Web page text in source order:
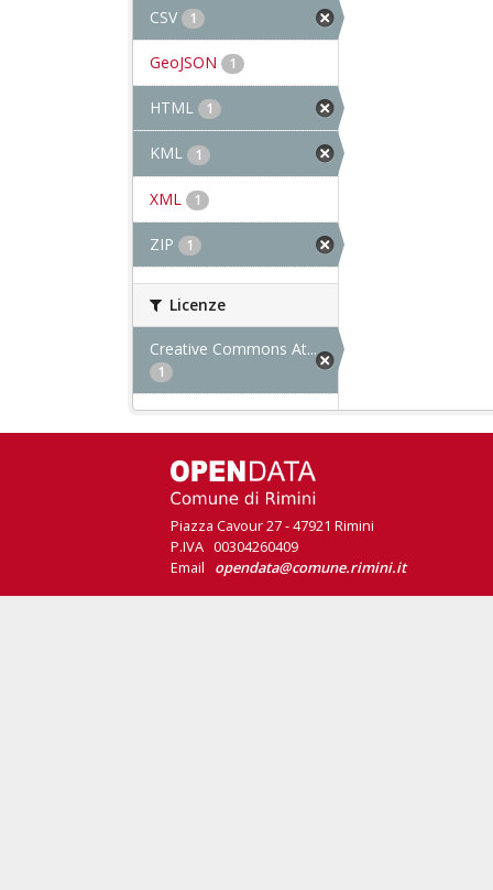
CSV 1
GeoJSON 1
HTML 1
KML 1
XML 1
ZIP 1
Licenze
Creative Commons At...
1
Piazza Cavour 27 - 47921 Rimini
P.IVA 00304260409
Email opendata@comune.rimini.it